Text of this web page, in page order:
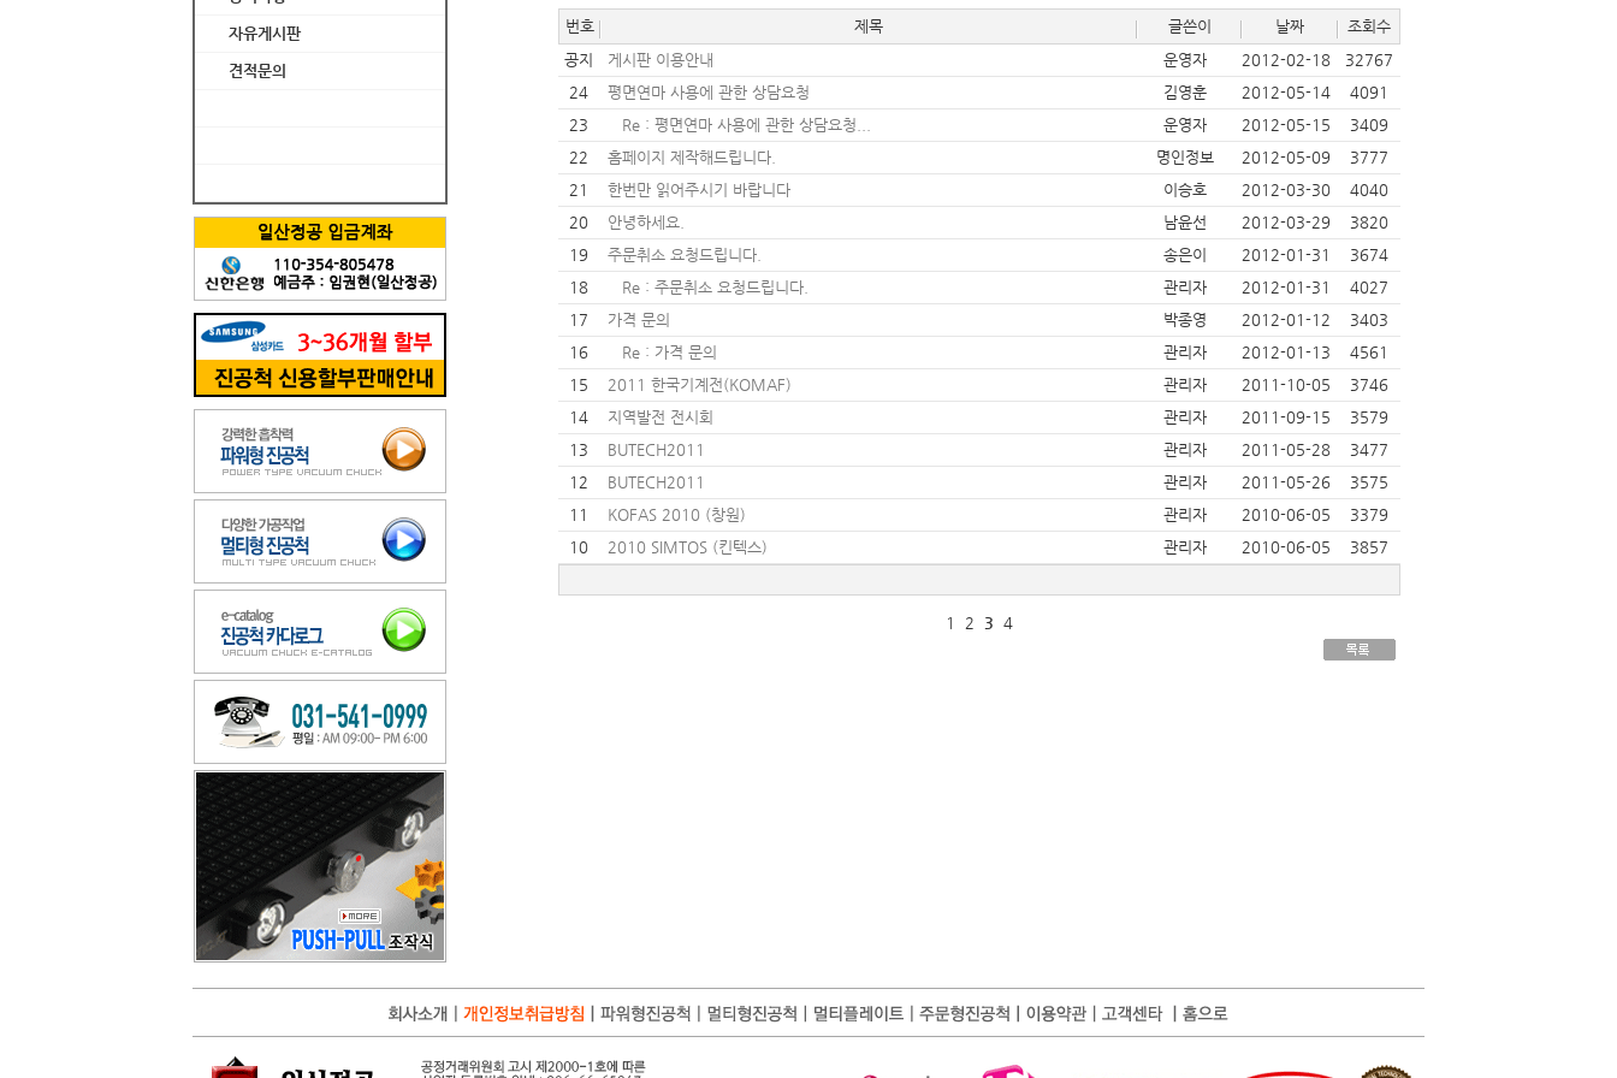
자유게시판
견적문의
번호 제목 글쓴이 날짜
조회수
공지
게시판 이용안내 운영자 2012-02-18
32767
24
평면연마 사용에 관한 상담요청 김영훈 2012-05-14
4091
23
Re : 평면연마 사용에 관한 상담요청... 운영자 2012-05-15
3409
22
홈페이지 제작해드립니다. 명인정보 2012-05-09
3777
21
한번만 읽어주시기 바랍니다 이승호 2012-03-30
4040
20
안녕하세요. 남윤선 2012-03-29
3820
19
주문취소 요청드립니다. 송은이 2012-01-31
3674
18
Re : 주문취소 요청드립니다. 관리자 2012-01-31
4027
17
가격 문의 박종영 2012-01-12
3403
16
Re : 가격 문의 관리자 2012-01-13
4561
15
2011 한국기계전(KOMAF) 관리자 2011-10-05
3746
14
지역발전 전시회 관리자 2011-09-15
3579
13
BUTECH2011 관리자 2011-05-28
3477
12
BUTECH2011 관리자 2011-05-26
3575
11
KOFAS 2010 (창원) 관리자 2010-06-05
3379
10
2010 SIMTOS (킨텍스) 관리자 2010-06-05 3857
1 2 3 4